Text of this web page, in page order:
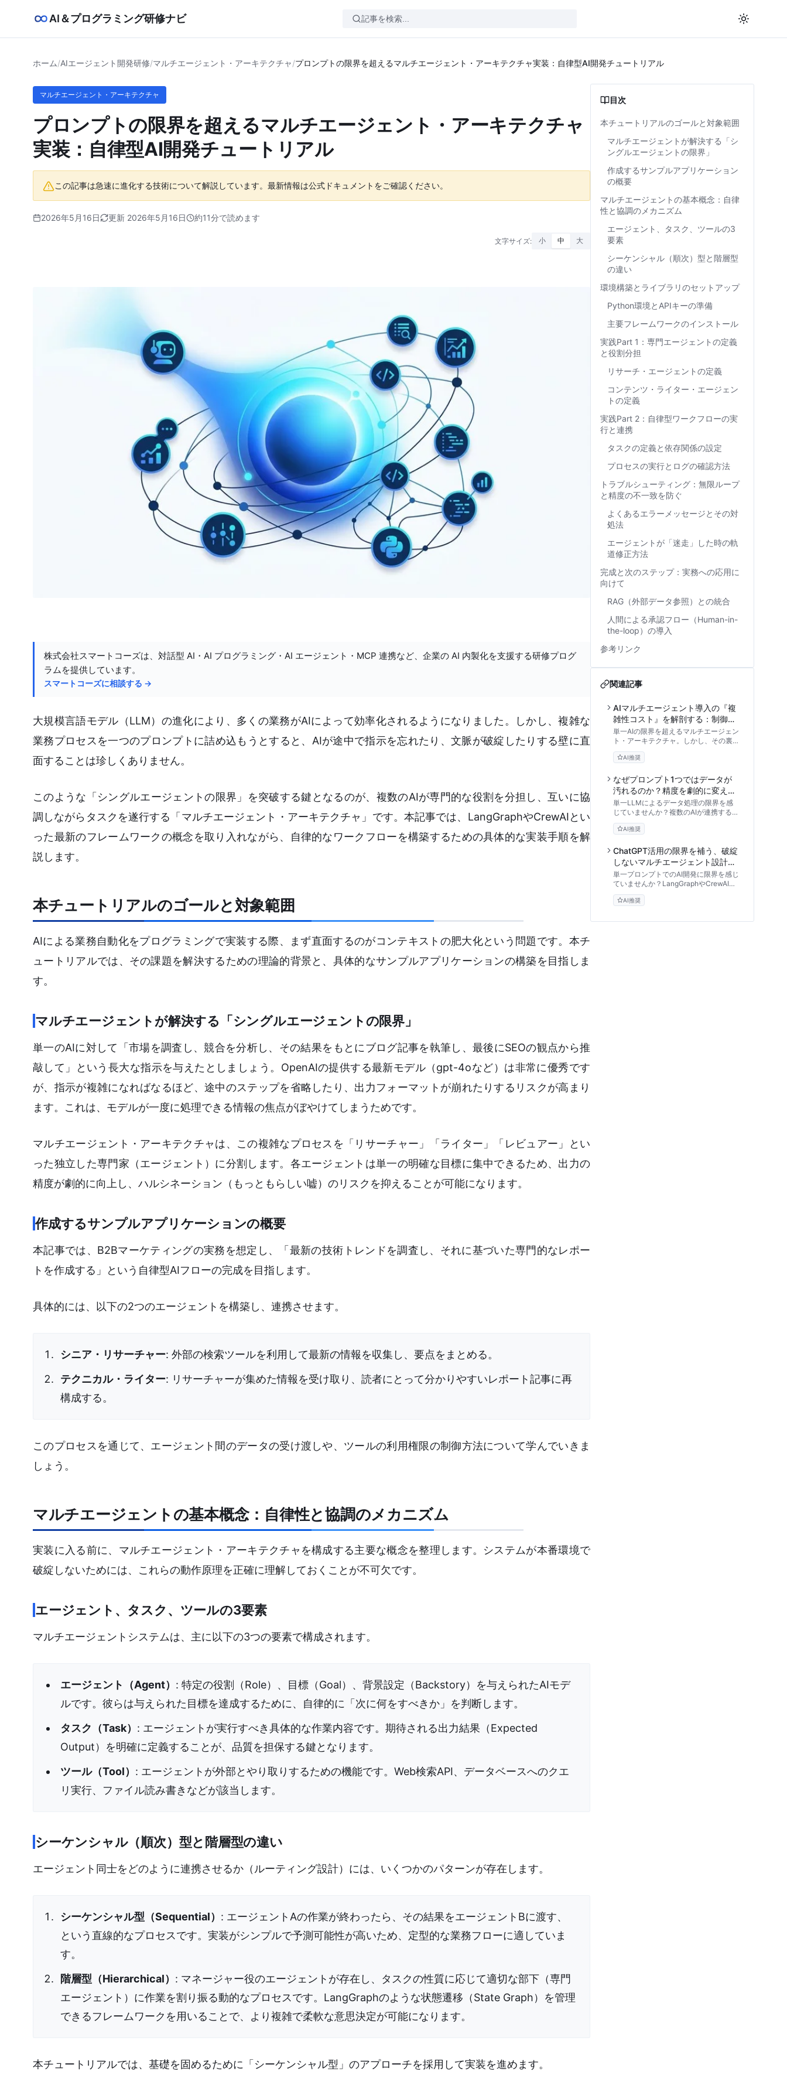
AI＆プログラミング研修ナビ
ホーム/AIエージェント開発研修/マルチエージェント・アーキテクチャ/プロンプトの限界を超えるマルチエージェント・アーキテクチャ実装：自律型AI開発チュートリアル
マルチエージェント・アーキテクチャ
プロンプトの限界を超えるマルチエージェント・アーキテクチャ
実装：自律型AI開発チュートリアル
この記事は急速に進化する技術について解説しています。最新情報は公式ドキュメントをご確認ください。
2026年5月16日 更新 2026年5月16日 約11分で読めます
文字サイズ: 小 中 大
株式会社スマートコーズは、対話型 AI・AI プログラミング・AI エージェント・MCP 連携など、企業の AI 内製化を支援する研修プログ
ラムを提供しています。
スマートコーズに相談する →
大規模言語モデル（LLM）の進化により、多くの業務がAIによって効率化されるようになりました。しかし、複雑な
業務プロセスを一つのプロンプトに詰め込もうとすると、AIが途中で指示を忘れたり、文脈が破綻したりする壁に直
面することは珍しくありません。
このような「シングルエージェントの限界」を突破する鍵となるのが、複数のAIが専門的な役割を分担し、互いに協
調しながらタスクを遂行する「マルチエージェント・アーキテクチャ」です。本記事では、LangGraphやCrewAIとい
った最新のフレームワークの概念を取り入れながら、自律的なワークフローを構築するための具体的な実装手順を解
説します。
本チュートリアルのゴールと対象範囲
AIによる業務自動化をプログラミングで実装する際、まず直面するのがコンテキストの肥大化という問題です。本チ
ュートリアルでは、その課題を解決するための理論的背景と、具体的なサンプルアプリケーションの構築を目指しま
す。
マルチエージェントが解決する「シングルエージェントの限界」
単一のAIに対して「市場を調査し、競合を分析し、その結果をもとにブログ記事を執筆し、最後にSEOの観点から推
敲して」という長大な指示を与えたとしましょう。OpenAIの提供する最新モデル（gpt-4oなど）は非常に優秀です
が、指示が複雑になればなるほど、途中のステップを省略したり、出力フォーマットが崩れたりするリスクが高まり
ます。これは、モデルが一度に処理できる情報の焦点がぼやけてしまうためです。
マルチエージェント・アーキテクチャは、この複雑なプロセスを「リサーチャー」「ライター」「レビュアー」とい
った独立した専門家（エージェント）に分割します。各エージェントは単一の明確な目標に集中できるため、出力の
精度が劇的に向上し、ハルシネーション（もっともらしい嘘）のリスクを抑えることが可能になります。
作成するサンプルアプリケーションの概要
本記事では、B2Bマーケティングの実務を想定し、「最新の技術トレンドを調査し、それに基づいた専門的なレポー
トを作成する」という自律型AIフローの完成を目指します。
具体的には、以下の2つのエージェントを構築し、連携させます。
シニア・リサーチャー: 外部の検索ツールを利用して最新の情報を収集し、要点をまとめる。
テクニカル・ライター: リサーチャーが集めた情報を受け取り、読者にとって分かりやすいレポート記事に再
構成する。
このプロセスを通じて、エージェント間のデータの受け渡しや、ツールの利用権限の制御方法について学んでいきま
しょう。
マルチエージェントの基本概念：自律性と協調のメカニズム
実装に入る前に、マルチエージェント・アーキテクチャを構成する主要な概念を整理します。システムが本番環境で
破綻しないためには、これらの動作原理を正確に理解しておくことが不可欠です。
エージェント、タスク、ツールの3要素
マルチエージェントシステムは、主に以下の3つの要素で構成されます。
エージェント（Agent） : 特定の役割（Role）、目標（Goal）、背景設定（Backstory）を与えられたAIモデ
ルです。彼らは与えられた目標を達成するために、自律的に「次に何をすべきか」を判断します。
タスク（Task） : エージェントが実行すべき具体的な作業内容です。期待される出力結果（Expected
Output）を明確に定義することが、品質を担保する鍵となります。
ツール（Tool） : エージェントが外部とやり取りするための機能です。Web検索API、データベースへのクエ
リ実行、ファイル読み書きなどが該当します。
シーケンシャル（順次）型と階層型の違い
エージェント同士をどのように連携させるか（ルーティング設計）には、いくつかのパターンが存在します。
シーケンシャル型（Sequential） : エージェントAの作業が終わったら、その結果をエージェントBに渡す、
という直線的なプロセスです。実装がシンプルで予測可能性が高いため、定型的な業務フローに適していま
す。
階層型（Hierarchical） : マネージャー役のエージェントが存在し、タスクの性質に応じて適切な部下（専門
エージェント）に作業を割り振る動的なプロセスです。LangGraphのような状態遷移（State Graph）を管理
できるフレームワークを用いることで、より複雑で柔軟な意思決定が可能になります。
本チュートリアルでは、基礎を固めるために「シーケンシャル型」のアプローチを採用して実装を進めます。
目次
本チュートリアルのゴールと対象範囲
マルチエージェントが解決する「シ
ングルエージェントの限界」
作成するサンプルアプリケーション
の概要
マルチエージェントの基本概念：自律
性と協調のメカニズム
エージェント、タスク、ツールの3
要素
シーケンシャル（順次）型と階層型
の違い
環境構築とライブラリのセットアップ
Python環境とAPIキーの準備
主要フレームワークのインストール
実践Part 1：専門エージェントの定義
と役割分担
リサーチ・エージェントの定義
コンテンツ・ライター・エージェン
トの定義
実践Part 2：自律型ワークフローの実
行と連携
タスクの定義と依存関係の設定
プロセスの実行とログの確認方法
トラブルシューティング：無限ループ
と精度の不一致を防ぐ
よくあるエラーメッセージとその対
処法
エージェントが「迷走」した時の軌
道修正方法
完成と次のステップ：実務への応用に
向けて
RAG（外部データ参照）との統合
人間による承認フロー（Human-in-
the-loop）の導入
参考リンク
関連記事
AIマルチエージェント導入の『複
雑性コスト』を解剖する：制御不
能リスクを防ぐ評価フレームワー
クと実践ガイド
単一AIの限界を超えるマルチエージェン
ト・アーキテクチャ。しかし、その裏に
は「複雑性コスト」という事業継続を脅
かすリスクが潜んでいます。本記事で
ら、連鎖的ハルシネーションやAPIコス
ト爆発を防ぐための評価マトリクスと段
階的実装アプローチを解説します。
AI推奨
なぜプロンプト1つではデータが
汚れるのか？精度を劇的に変える
「AIチーム設計」の教科書
単一LLMによるデータ処理の限界を感
じていませんか？複数のAIが連携する
「マルチエージェント・アーキテクチ
ャ」の設計思想から、役割定義、相互監
ン構築までを専門的視点で体系的に解説
します。
AI推奨
ChatGPT活用の限界を補う、破綻
しないマルチエージェント設計と
実践アプローチ
単一プロンプトでのAI開発に限界を感じ
ていませんか？LangGraphやCrewAIを
用いたマルチエージェントの設計思想か
ら、実務で破綻しないためのタスク分
ニア向けに体系化した実践ガイドです。
AI推奨